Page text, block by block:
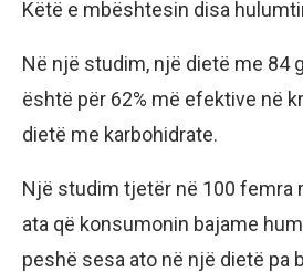
Këtë e mbështesin disa
Në një studim, një dietë me 84
është për 62% më efektive në
dietë me karbohidrate.
Një studim tjetër në 100 femra
ata që konsumonin bajame
peshë sesa ato në një dietë pa